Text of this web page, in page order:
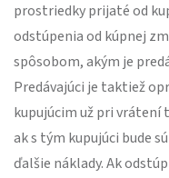
prostriedky prijaté od
odstúpenia od kúpnej
spôsobom, akým je
Predávajúci je taktiež
kupujúcim už pri vrátení
ak s tým kupujúci bude
ďalšie náklady. Ak